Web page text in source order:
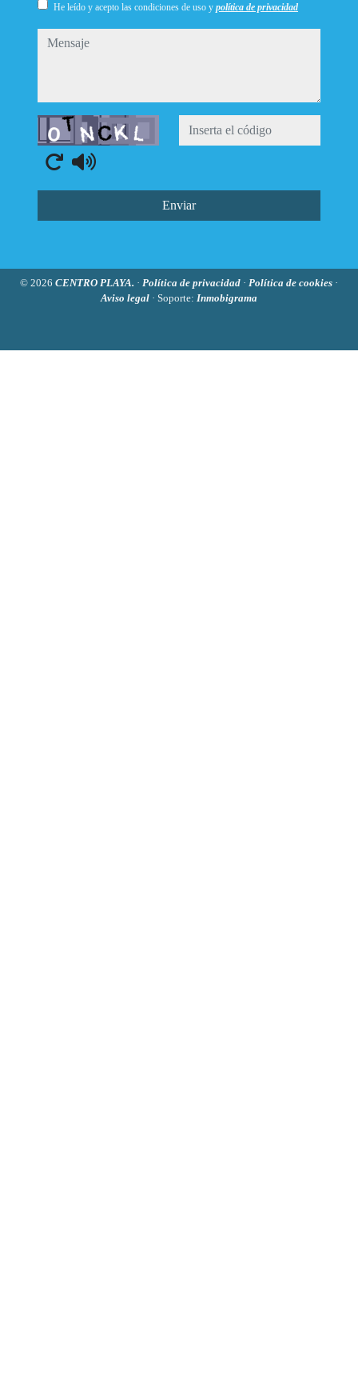
He leído y acepto las condiciones de uso y política de privacidad
mensaje
Captcha
Enviar
© 2026 CENTRO PLAYA. · Política de privacidad · Política de cookies ·
Aviso legal · Soporte: Inmobigrama